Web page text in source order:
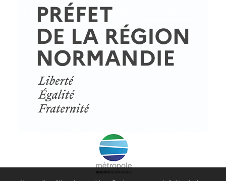
Actualités
Mentions légales
Politique de confidentialité